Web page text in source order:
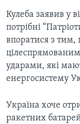
Кулеба заявив у
потрібні
впоратися з
ударами, які
енергосистему
Україна хоче
ракетних